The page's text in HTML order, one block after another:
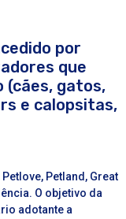
por
que
(cães, gatos,
e calopsitas,
Petland, Great
O objetivo da
adotante a